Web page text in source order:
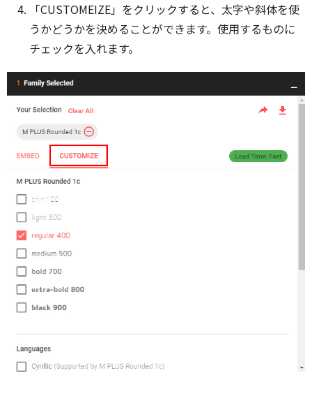
「CUSTOMEIZE」をクリックすると、太字や斜体を使
うかどうかを決めることができます。使用するものに
チェックを入れます。